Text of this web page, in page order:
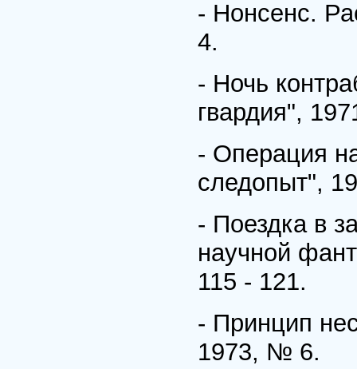
- Нонсенс.
4.
- Ночь
гвардия",
- Операция
следопыт",
- Поездка в
научной
115 - 121.
- Принцип
1973, № 6.